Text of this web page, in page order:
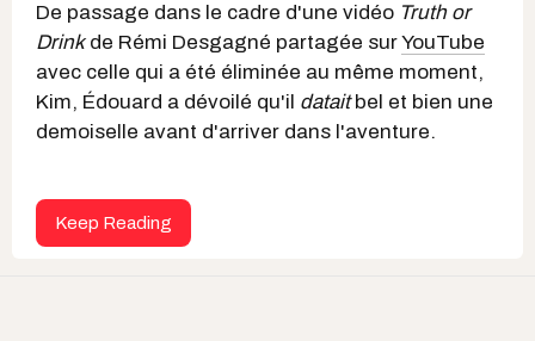
De passage dans le cadre d'une vidéo Truth or
Drinkde Rémi Desgagné partagée surYouTube
avec celle qui a été éliminée au même moment,
Kim, Édouard a dévoilé qu'il dataitbel et bien une
demoiselle avant d'arriver dans l'aventure.
Keep Reading